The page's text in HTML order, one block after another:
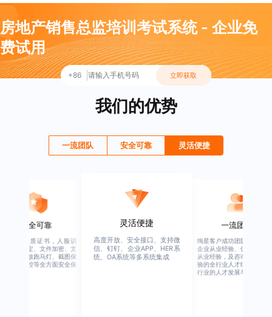
房地产销售总监培训考试系统 - 企业免
费试用
+86 立即获取
我们的优势
一流团队 安全可靠 灵活便捷
安全可靠
业权威资质证书，人脸识
、设备绑定、文件加密、文
水印、播放跑马灯、截图保
、权限管控等全方面安全保
灵活便捷
高度开放、安全接口、支持微
信、钉钉、企业APP、HER系
统、OA系统等多系统集成
一流团队
绚星客户成功团队，由有多
企业从业经验、优秀培训机
从业经验，及咨询公司从业
验的全行业人才组成，涉猎
行业的人才发展与培养模块